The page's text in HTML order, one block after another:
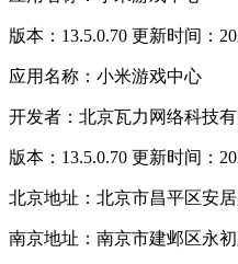
版本：13.5.0.70 更新时间：
应用名称：小米游戏中心
开发者：北京瓦力网络科技
版本：13.5.0.70 更新时间：
北京地址：北京市昌平区安
南京地址：南京市建邺区永